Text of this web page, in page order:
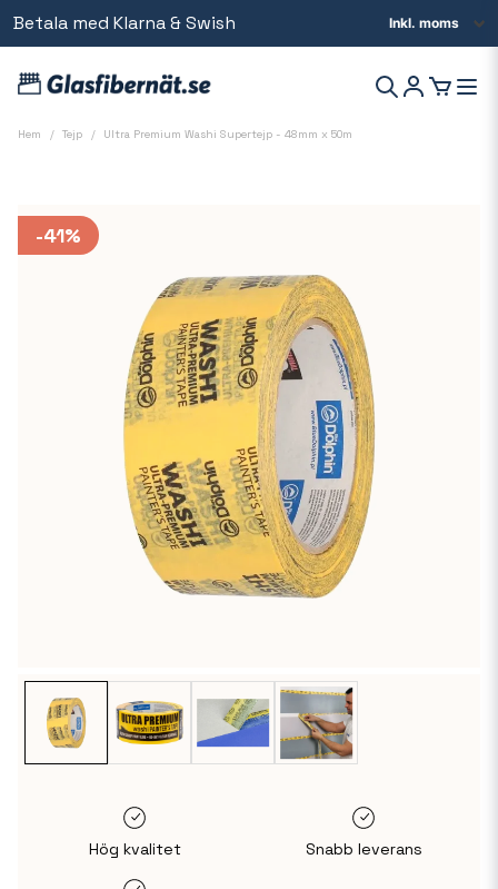
Betala med Klarna & Swish
Beställ innan kl 14 så skickar vi samma dag
Hem Tejp Ultra Premium Washi Supertejp - 48mm x 50m
-41%
Hög kvalitet Snabb leverans